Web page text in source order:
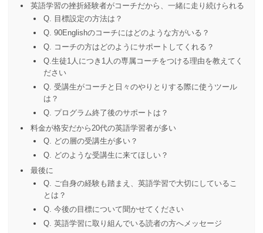
英語学習の挫折経験者がコーチだから、一緒に走り続けられる
Q. 目標設定の方法は？
Q. 90Englishのコーチにはどのような方がいる？
Q. コーチの方はどのようにサポートしてくれる？
Q.生徒1人につき1人の専属コーチをつける理由を教えてく
ださい
Q. 受講生がコーチと日々のやりとりする際に使うツール
は？
Q. プログラム終了後のサポートは？
料金が格安だから20代の英語学習者が多い
Q. どの層の受講生が多い？
Q. どのような受講生に来てほしい？
最後に
Q. ご自身の経験も踏まえ、英語学習で大切にしているこ
とは？
Q. 今後の目標について聞かせてください
Q. 英語学習に取り組んでいる読者の方へメッセージ